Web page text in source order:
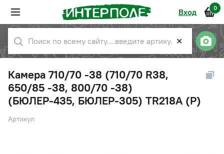
Вход 0
✕
Камера 710/70 -38 (710/70 R38,
650/85 -38, 800/70 -38)
(БЮЛЕР-435, БЮЛЕР-305) TR218A (Р)
Артикул